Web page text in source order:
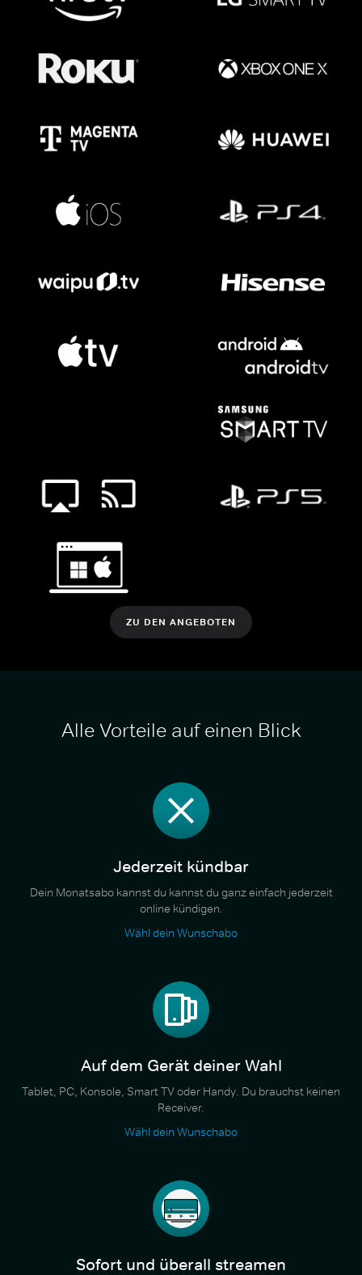
ZU DEN ANGEBOTEN
Alle Vorteile auf einen Blick
Jederzeit kündbar
Dein Monatsabo kannst du kannst du ganz einfach jederzeit
online kündigen.
Wähl dein Wunschabo
Auf dem Gerät deiner Wahl
Tablet, PC, Konsole, Smart TV oder Handy. Du brauchst keinen
Receiver.
Wähl dein Wunschabo
Sofort und überall streamen